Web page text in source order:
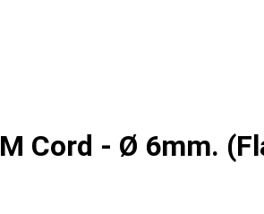
Cord - Ø 6mm.